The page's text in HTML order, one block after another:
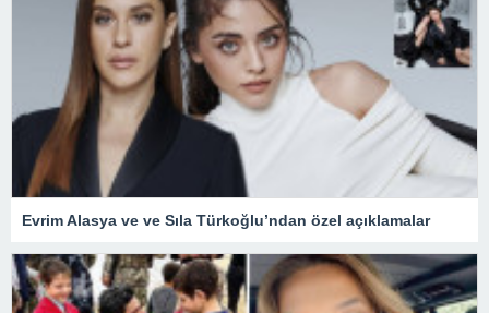
Evrim Alasya ve ve Sıla Türkoğlu’ndan özel açıklamalar